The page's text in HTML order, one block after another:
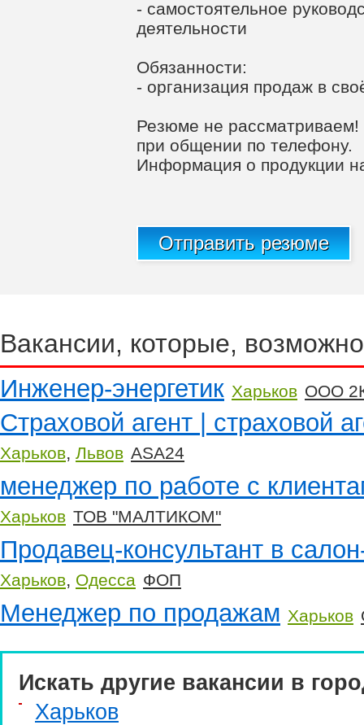
- самостоятельное
деятельности
Обязанности:
- организация продаж в
Резюме не
при общении по телефону.
Информация о продукции
Отправить резюме
Вакансии, которые,
Инженер-энергетик Харьков ООО
Страховой агент | страховой
Харьков, Львов ASA24
менеджеp по paботе с
Харьков ТОВ "МАЛТИКОМ"
Продавец-консультант в
Харьков, Одесса ФОП
Менеджер по продажам Харьков
Искать другие вакансии в
Харьков